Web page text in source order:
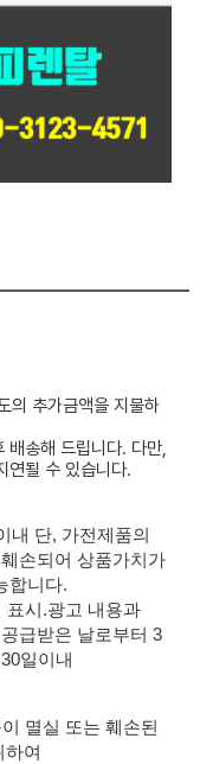
의 추가금액을 지불하
배송해 드립니다. 다만,
연될 수 있습니다.
내 단, 가전제품의
손되어 상품가치가
합니다.
표시.광고 내용과
급받은 날로부터 3
일이내
멸실 또는 훼손된
하여